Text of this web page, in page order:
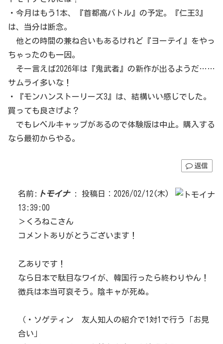
・今月はもう1本、『首都高バトル』の予定。『仁王3』
は、当分は断念。
他との時間の兼ね合いもあるけれど『ヨーテイ』をやっ
ちゃったのも一因。
そー言えば2026年は『鬼武者』の新作が出るようだ……
サムライ多いな！
・『モンハンストーリーズ3』は、結構いい感じでした。
買っても良さげよ？
でもレベルキャップがあるので体験版は中止。購入する
なら最初からやる。
返信
名前: トモイナ:
投稿日：2026/02/12(木)
13:39:00
＞くろねこさん
コメントありがとうございます！
乙ありです！
なら日本で駄目なワイが、韓国行ったら終わりやん！
徴兵は本当可哀そう。陰キャが死ぬ。
（・ソゲティン 友人知人の紹介で1対1で行う「お見
合い」